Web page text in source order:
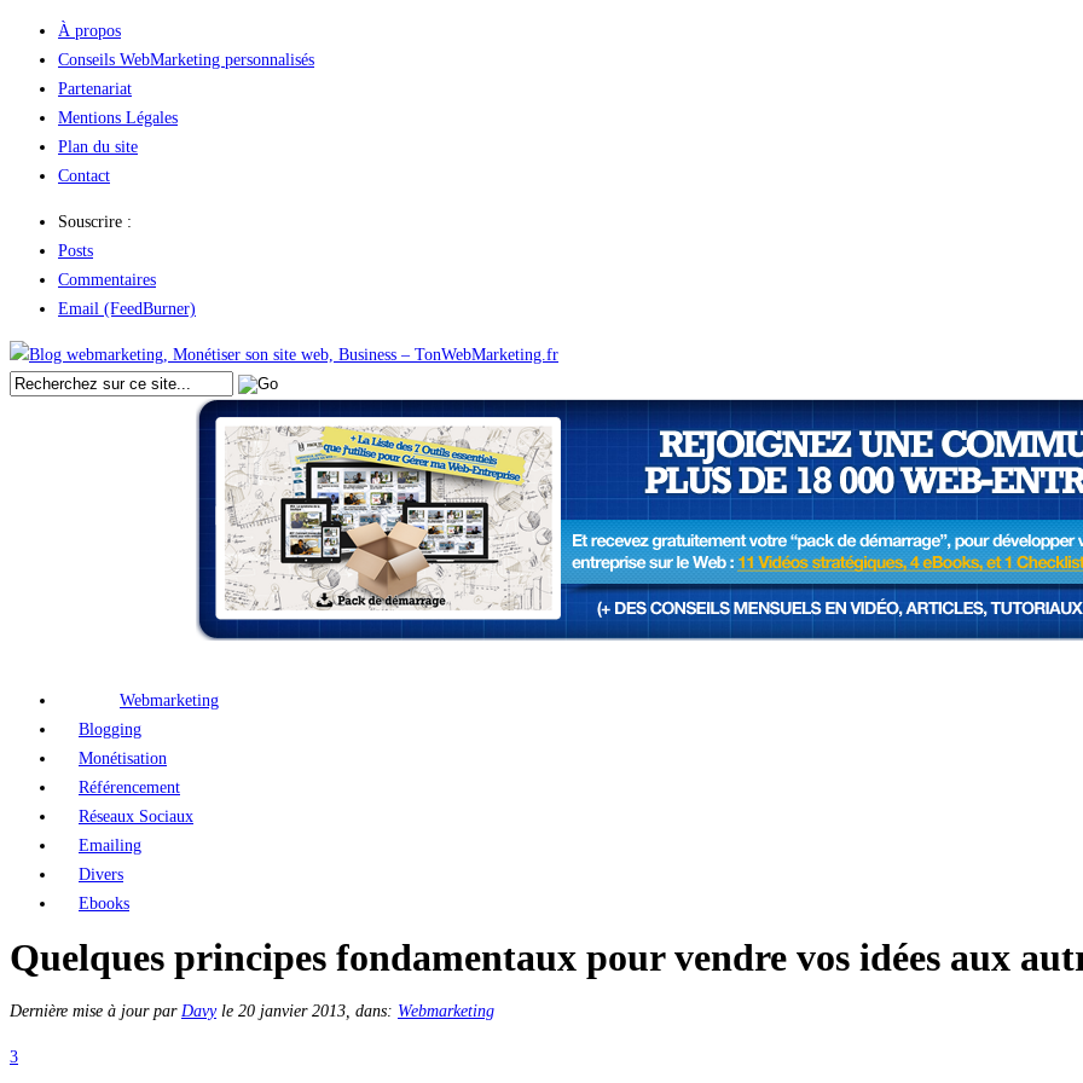
À propos
Conseils WebMarketing personnalisés
Partenariat
Mentions Légales
Plan du site
Contact
Souscrire :
Posts
Commentaires
Email (FeedBurner)
Webmarketing
Blogging
Monétisation
Référencement
Réseaux Sociaux
Emailing
Divers
Ebooks
Quelques principes fondamentaux pour vendre vos idées aux
Dernière mise à jour par Davyle 20 janvier 2013, dans: Webmarketing
3